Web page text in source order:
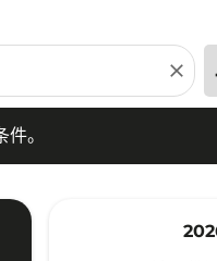
close
。